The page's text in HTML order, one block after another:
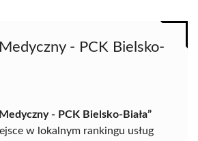
- PCK Bielsko-
- PCK Bielsko-Biała”
w lokalnym rankingu usług